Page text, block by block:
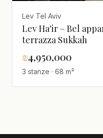
Lev Tel Aviv
Lev Ha'ir – Bel
terrazza Sukkah
₪4,950,000
3 stanze · 68 m²